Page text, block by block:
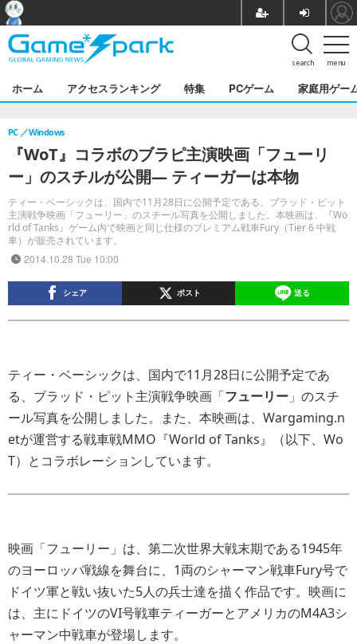
menu
search
ホーム アクセスランキング 特集 PCゲーム 家庭用ゲー
『WoT』コラボのブラピ主演映画「フューリ
ー」のスチルが公開― ティーガーは本物
ティー・ベーシックは、国内で11月28日に公開予定である、ブラッド・ピット
主演戦争映画「フューリー」のスチール写真を公開しました。本映画は、『Wo
rld of Tanks』ゲーム内で映画と同じ仕様のプレミアム戦車Fury（Tier 6 中戦
車）が販売されています。
PC Windows
2014.10.28 Tue 10:00
シェア ポスト 送る
ティー・ベーシックは、国内で11月28日に公開予定であ
る、ブラッド・ピット主演戦争映画「フューリー 」のスチ
ール写真を公開しました。また、本映画は、Wargaming.n
etが運営する戦車戦MMO『World of Tanks』（以下、Wo
T）とコラボレーションしています。
映画「フューリー」は、第二次世界大戦末期である1945年
のヨーロッパ戦線を舞台に、1両のシャーマン戦車Fury号で
ドイツ軍と戦い抜いた5人の兵士達を描く作品です。映画に
は、主にドイツのVI号戦車ティーガーとアメリカのM4A3シ
ャーマン中戦車が登場します。